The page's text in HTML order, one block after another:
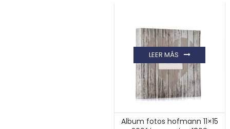
Album fotos hofmann 11×15
LEER MÁS